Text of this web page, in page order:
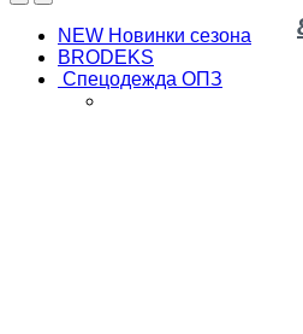
NEW Новинки сезона
BRODEKS
Спецодежда ОПЗ